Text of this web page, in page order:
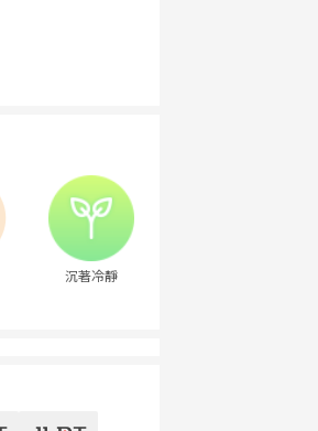
沉著冷靜